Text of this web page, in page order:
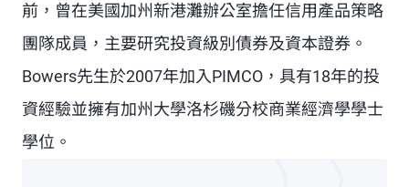
前，曾在美國加州新港灘辦公室擔任信用產品策略
團隊成員，主要研究投資級別債券及資本證券。
Bowers先生於2007年加入PIMCO，具有18年的投
資經驗並擁有加州大學洛杉磯分校商業經濟學學士
學位。